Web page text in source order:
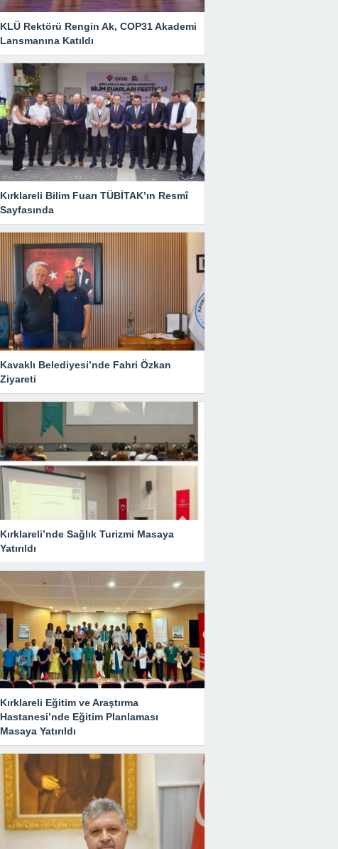
KLÜ Rektörü Rengin Ak, COP31 Akademi
Lansmanına Katıldı
Kırklareli Bilim Fuarı TÜBİTAK’ın Resmî
Sayfasında
Kavaklı Belediyesi’nde Fahri Özkan
Ziyareti
Kırklareli’nde Sağlık Turizmi Masaya
Yatırıldı
Kırklareli Eğitim ve Araştırma
Hastanesi’nde Eğitim Planlaması
Masaya Yatırıldı